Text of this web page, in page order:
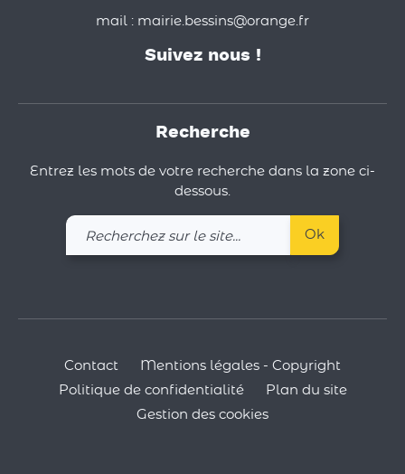
mail : mairie.bessins@orange.fr
Suivez nous !
Recherche
Entrez les mots de votre recherche dans la zone ci-
dessous.
Recherchez
sur
Ok
Contact
Mentions légales - Copyright
Politique de confidentialité
Plan du site
Gestion des cookies